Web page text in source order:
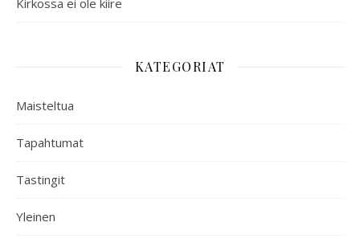
Kirkossa ei ole kiire
KATEGORIAT
Maisteltua
Tapahtumat
Tastingit
Yleinen